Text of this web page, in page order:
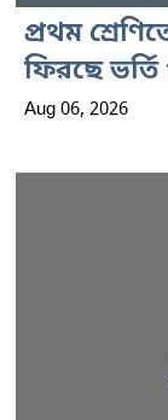
প্রথম
ফিরছে ভর্তি
Aug 06, 2026